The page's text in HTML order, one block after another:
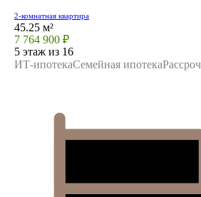
2-комнатная квартира
45.25 м²
7 764 900 ₽
5 этаж из 16
ИТ-ипотекаСемейная ипотека